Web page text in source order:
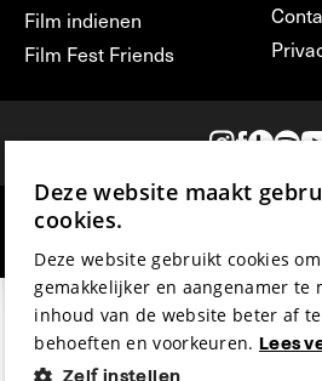
Film indienen
Film Fest Friends
hosted by
Deze website maakt
cookies.
Deze website gebruikt cookies
gemakkelijker en aangenamer te
inhoud van de website beter af
behoeften en voorkeuren. Lees
Zelf instellen